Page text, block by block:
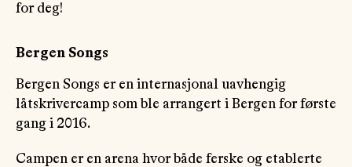
for deg!
Bergen Songs
Bergen Songs er en internasjonal uavhengig
låtskrivercamp som ble arrangert i Bergen for første
gang i 2016.
Campen er en arena hvor både ferske og etablerte